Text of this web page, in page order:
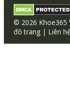
© 2026 Khoe365
đồ trang | Liên